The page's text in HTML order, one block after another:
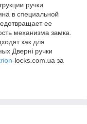
ручки
в специальной
ее
механизма замка.
как для
Дверні ручки
-locks.com.ua за